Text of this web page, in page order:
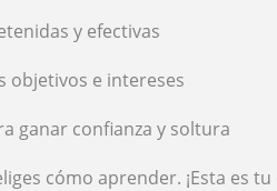
y efectivas
objetivos e intereses
ganar confianza y soltura
cómo aprender. ¡Esta es tu